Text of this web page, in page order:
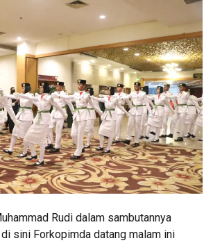
Rudi dalam sambutannya
sini Forkopimda datang malam ini